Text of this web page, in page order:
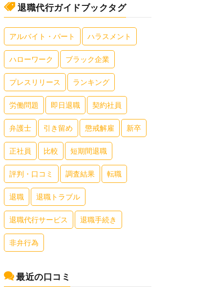
退職代行ガイドブックタグ
アルバイト・パート ハラスメント
ハローワーク ブラック企業
プレスリリース ランキング
労働問題 即日退職 契約社員
弁護士 引き留め 懲戒解雇 新卒
正社員 比較 短期間退職
評判・口コミ 調査結果 転職
退職 退職トラブル
退職代行サービス 退職手続き
非弁行為
最近の口コミ